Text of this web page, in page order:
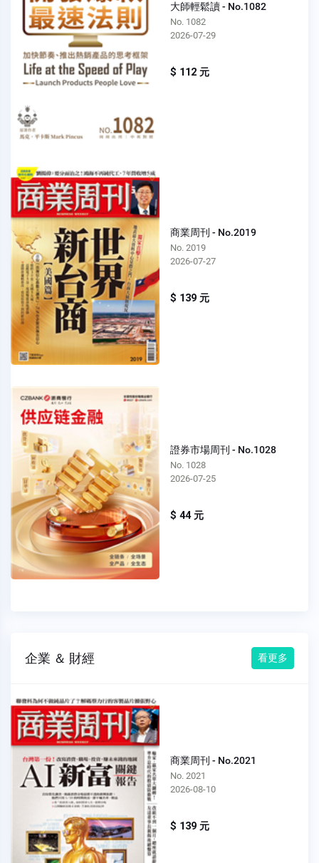
大師輕鬆讀 - No.1082
No. 1082
2026-07-29
$ 112 元
商業周刊 - No.2019
No. 2019
2026-07-27
$ 139 元
證券市場周刊 - No.1028
No. 1028
2026-07-25
$ 44 元
企業 ＆ 財經 看更多
商業周刊 - No.2021
No. 2021
2026-08-10
$ 139 元